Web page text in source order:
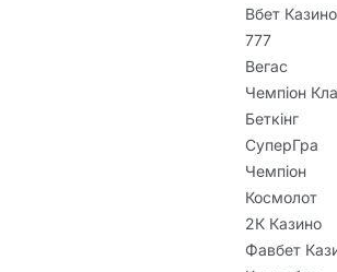
Вбет Казино
777
Вегас
Чемпіон
Беткінг
СуперГра
Чемпіон
Космолот
2К Казино
Фавбет